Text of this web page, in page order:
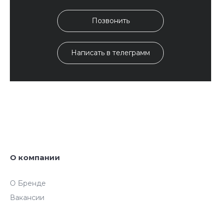
Позвонить
Написать в телеграмм
О компании
О Бренде
Вакансии